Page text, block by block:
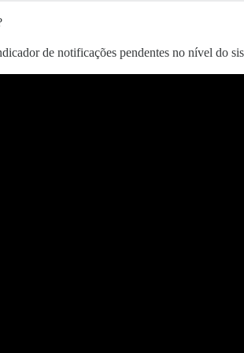
de notificações pendentes no nível do